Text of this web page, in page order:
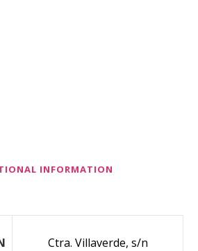
INFORMATION
Ctra. Villaverde, s/n